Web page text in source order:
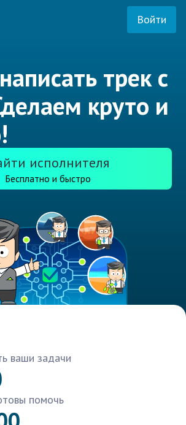
Войти
трек с
круто и
исполнителя
Бесплатно и быстро
ваши задачи
помочь